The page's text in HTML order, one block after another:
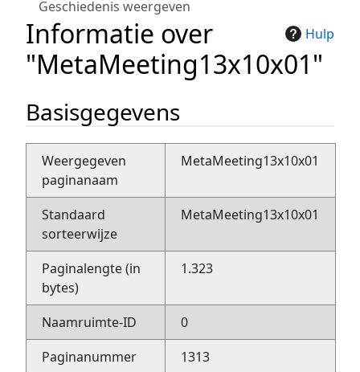
Geschiedenis weergeven
Hulp
Informatie over
"MetaMeeting13x10x01"
Basisgegevens
Weergegeven
paginanaam
MetaMeeting13x10x01
Standaard
sorteerwijze
MetaMeeting13x10x01
Paginalengte (in
bytes)
1.323
Naamruimte-ID
0
Paginanummer
1313